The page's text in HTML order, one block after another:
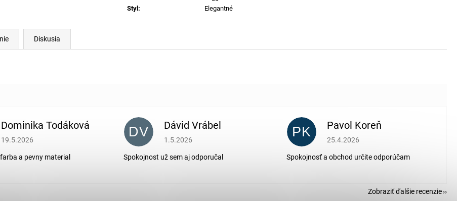
Styl: Elegantné
Diskusia
Dominika Todáková
Hodnotenie obchodu je 5 z 5 hviezdičiek.
19.5.2026
a pevny material
DV Dávid Vrábel
Hodnotenie obchodu je 5 z 5 hviezdičiek.
1.5.2026
Spokojnost už sem aj odporučal
PK Pavol Koreň
Hodnotenie obchodu je 5 z 5 hviezdičiek.
25.4.2026
Spokojnosť a obchod určite odporúčam
Zobraziť ďalšie recenzie